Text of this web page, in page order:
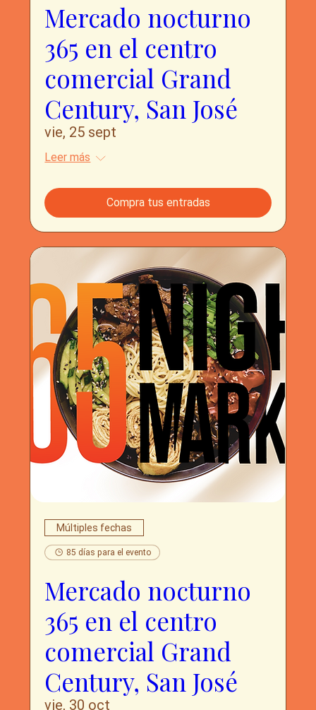
Mercado nocturno
365 en el centro
comercial Grand
Century, San José
vie, 25 sept
Leer más
Compra tus entradas
Múltiples fechas
85 días para el evento
Mercado nocturno
365 en el centro
comercial Grand
Century, San José
vie, 30 oct